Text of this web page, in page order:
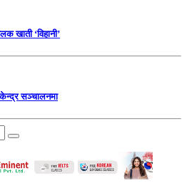
खाती ‘विहानी’
केन्द्र सञ्चालनमा